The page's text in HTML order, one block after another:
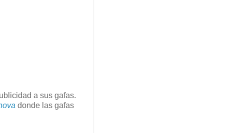
a sus gafas.
donde las gafas